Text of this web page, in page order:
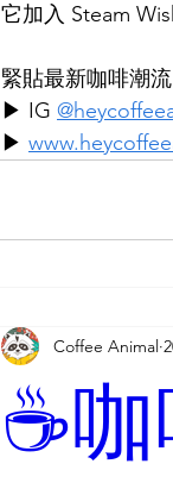
它加入 Steam
緊貼最新咖啡潮
▶ IG
▶
☕️
Coffee Animal